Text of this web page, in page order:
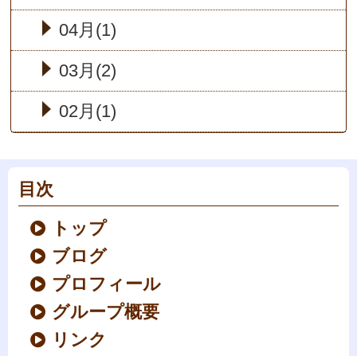
04月(1)
03月(2)
02月(1)
目次
トップ
ブログ
プロフィール
グループ概要
リンク